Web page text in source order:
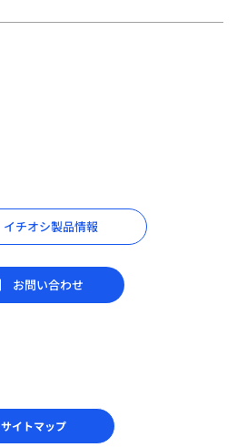
イチオシ製品情報
お問い合わせ
サイトマップ